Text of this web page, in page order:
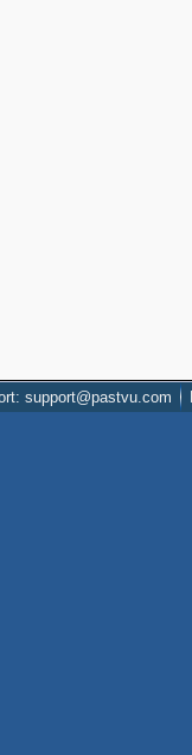
support@pastvu.com